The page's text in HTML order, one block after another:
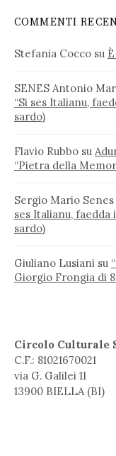
COMMENTI
Stefania Cocco su
SENES Antonio
“Si ses Italianu,
sardo)
Flavio Rubbo su
“Pietra della
Sergio Mario Senes
ses Italianu, faedda
sardo)
Giuliano Lusiani su
Giorgio Frongia di
Circolo Culturale
C.F.: 81021670021
via G. Galilei 11
13900 BIELLA (BI)